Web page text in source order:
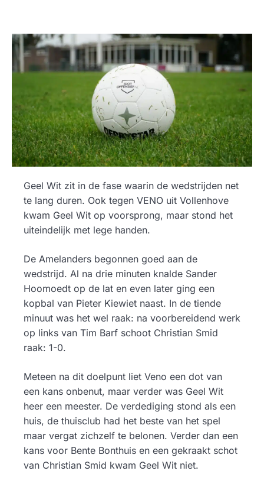
Geel Wit zit in de fase waarin de wedstrijden net
te lang duren. Ook tegen VENO uit Vollenhove
kwam Geel Wit op voorsprong, maar stond het
uiteindelijk met lege handen.
De Amelanders begonnen goed aan de
wedstrijd. Al na drie minuten knalde Sander
Hoomoedt op de lat en even later ging een
kopbal van Pieter Kiewiet naast. In de tiende
minuut was het wel raak: na voorbereidend werk
op links van Tim Barf schoot Christian Smid
raak: 1-0.
Meteen na dit doelpunt liet Veno een dot van
een kans onbenut, maar verder was Geel Wit
heer een meester. De verdediging stond als een
huis, de thuisclub had het beste van het spel
maar vergat zichzelf te belonen. Verder dan een
kans voor Bente Bonthuis en een gekraakt schot
van Christian Smid kwam Geel Wit niet.